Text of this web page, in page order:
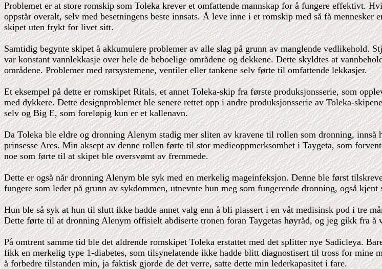
Problemet er at store romskip som Toleka krever et omfattende mannskap for å fungere effektivt.
oppstår overalt, selv med besetningens beste innsats. Å leve inne i et romskip med så få
skipet uten frykt for livet sitt.
Samtidig begynte skipet å akkumulere problemer av alle slag på grunn av manglende vedlikehold.
var konstant vannlekkasje over hele de beboelige områdene og dekkene. Dette skyldtes at
områdene. Problemer med rørsystemene, ventiler eller tankene selv førte til omfattende lekkasjer.
Et eksempel på dette er romskipet Ritals, et annet Toleka-skip fra første produksjonsserie, som
med dykkere. Dette designproblemet ble senere rettet opp i andre produksjonsserie av Toleka-
selv og Big E, som foreløpig kun er et kallenavn.
Da Toleka ble eldre og dronning Alenym stadig mer sliten av kravene til rollen som dronning,
prinsesse Ares. Min aksept av denne rollen førte til stor medieoppmerksomhet i Taygeta, som
noe som førte til at skipet ble oversvømt av fremmede.
Dette er også når dronning Alenym ble syk med en merkelig mageinfeksjon. Denne ble først
fungere som leder på grunn av sykdommen, utnevnte hun meg som fungerende dronning, også
Hun ble så syk at hun til slutt ikke hadde annet valg enn å bli plassert i en våt medisinsk pod i tre
Dette førte til at dronning Alenym offisielt abdiserte tronen foran Taygetas høyråd, og jeg gikk fra
På omtrent samme tid ble det aldrende romskipet Toleka erstattet med det splitter nye Sadicleya.
fikk en merkelig type 1-diabetes, som tilsynelatende ikke hadde blitt diagnostisert til tross for mine
å forbedre tilstanden min, ja faktisk gjorde de det verre, satte dette min lederkapasitet i fare.